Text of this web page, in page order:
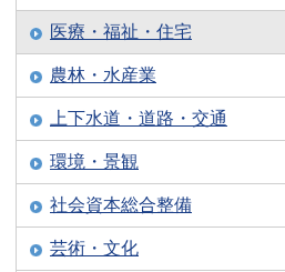
医療・福祉・住宅
農林・水産業
上下水道・道路・交通
環境・景観
社会資本総合整備
芸術・文化